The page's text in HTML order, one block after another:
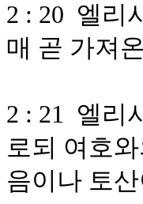
2 : 20 엘리
매 곧 가져
2 : 21 엘리
로되 여호
음이나 토